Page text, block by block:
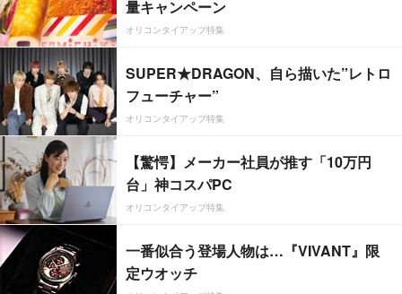
量キャンペーン
オリコンタイアップ特集
SUPER★DRAGON、自ら描いた”レトロ
フューチャー”
オリコンタイアップ特集
【驚愕】メーカー社員が推す「10万円
台」神コスパPC
オリコンタイアップ特集
一番似合う登場人物は…『VIVANT』限
定ウオッチ